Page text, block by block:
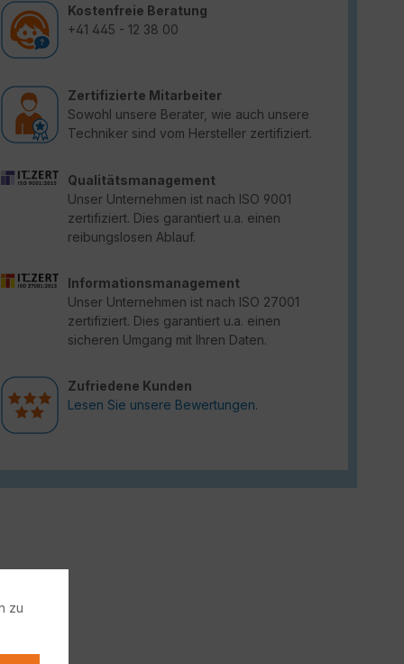
Kostenfreie Beratung
+41 445 - 12 38 00
Zertifizierte Mitarbeiter
Sowohl unsere Berater, wie auch unsere
Techniker sind vom Hersteller zertifiziert.
Qualitätsmanagement
Unser Unternehmen ist nach ISO 9001
zertifiziert. Dies garantiert u.a. einen
reibungslosen Ablauf.
Informationsmanagement
Unser Unternehmen ist nach ISO 27001
zertifiziert. Dies garantiert u.a. einen
sicheren Umgang mit Ihren Daten.
Zufriedene Kunden
Lesen Sie unsere Bewertungen.
zu